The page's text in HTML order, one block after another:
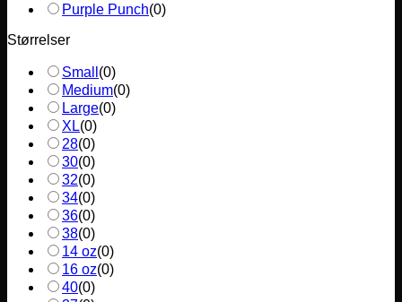
Purple Punch(0)
Størrelser
Small (0)
Medium(0)
Large(0)
XL(0)
28(0)
30(0)
32(0)
34(0)
36(0)
38(0)
14 oz(0)
16 oz(0)
40(0)